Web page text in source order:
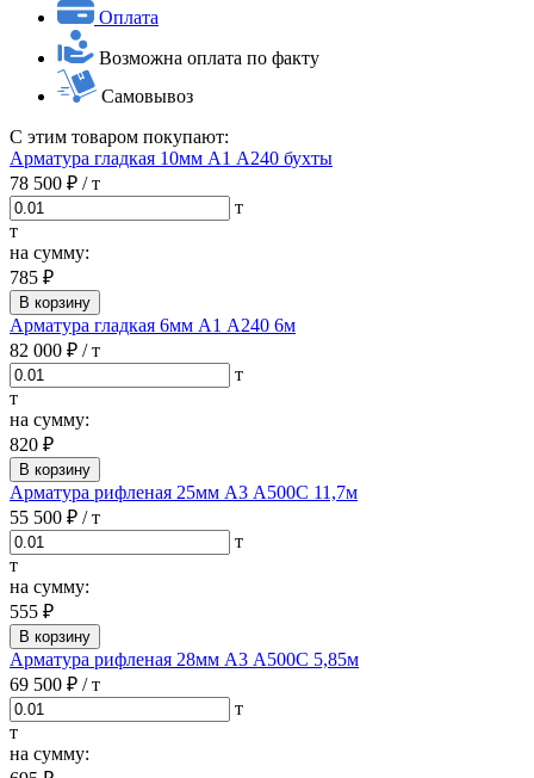
Оплата
Возможна оплата по факту
Самовывоз
С этим товаром покупают:
Арматура гладкая 10мм А1 А240 бухты
78 500 ₽ / т
т
т
на сумму:
785 ₽
В корзину
Арматура гладкая 6мм А1 А240 6м
82 000 ₽ / т
т
т
на сумму:
820 ₽
В корзину
Арматура рифленая 25мм А3 А500С 11,7м
55 500 ₽ / т
т
т
на сумму:
555 ₽
В корзину
Арматура рифленая 28мм А3 А500С 5,85м
69 500 ₽ / т
т
т
на сумму: